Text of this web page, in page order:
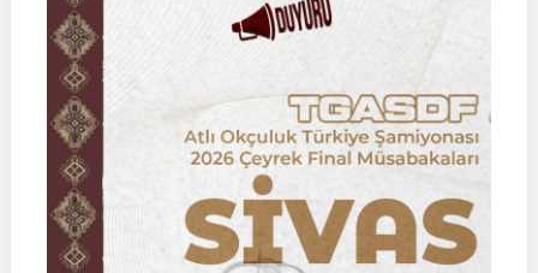
Federasyon
Müsabakası
02
Ağustos
2026
|
KÜTAHYA
|